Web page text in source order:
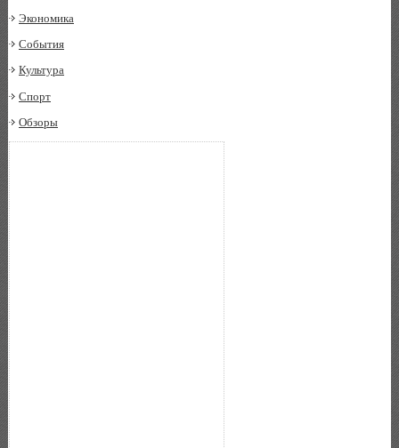
Экономика
События
Культура
Спорт
Обзоры